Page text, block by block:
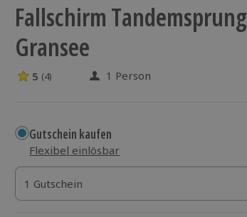
Fallschirm Tandemsprung
Gransee
5 Sterne von 5 aus 4 Bewertungen
5 (4) 1 Person
Gutschein kaufen
Flexibel einlösbar
1 Gutschein
1 Gutschein
1 Gutschein